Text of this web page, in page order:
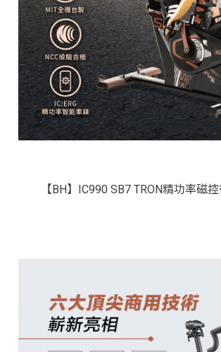
【BH】IC990 SB7 TRON精功率磁